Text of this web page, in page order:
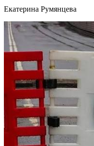
Екатерина Румянцева